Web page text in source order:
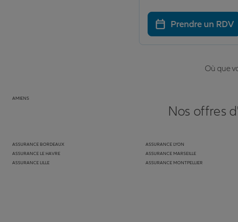
Prendre un RDV
Où que
AMIENS
Nos offres
ASSURANCE BORDEAUX
ASSURANCE LE HAVRE
ASSURANCE LILLE
ASSURANCE LYON
ASSURANCE MARSEILLE
ASSURANCE MONTPELLIER